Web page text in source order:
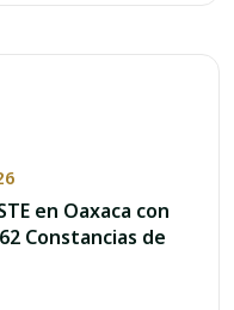
en Oaxaca con
Constancias de